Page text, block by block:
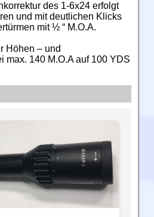
des 1-6x24 erfolgt
und mit deutlichen Klicks
mit ½ “ M.O.A.
Höhen – und
max. 140 M.O.A auf 100 YDS